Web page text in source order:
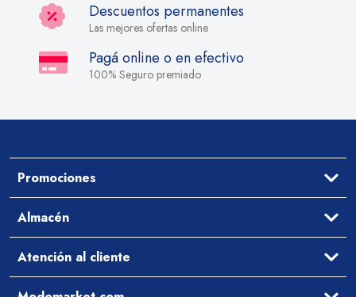
Descuentos permanentes
Las mejores ofertas online
Pagá online o en efectivo
100% Seguro premiado
Promociones
Almacén
Arroz y Legumbres
Atención al cliente